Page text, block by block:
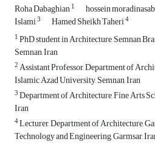
Roha Dabaghian1 hossein moradinasab
Islami3 Hamed Sheikh Taheri4
1PhD student in Architecture, Semnan
Semnan, Iran
2Assistant Professor, Department of
Islamic Azad University, Semnan, Iran
3Department of Architecture, Fine Arts
Iran
4Lecturer, Department of Architecture,
Technology and Engineering, Garmsar,